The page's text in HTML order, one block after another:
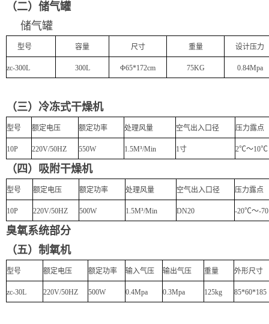
（二）储气罐
储气罐
型号 容量 尺寸 重量 设计压力
zc-300L 300L Φ65*172cm 75KG 0.84Mpa
（三）冷冻式干燥机
型号 额定电压 额定功率 处理风量 空气出入口径 压力露点
10P 220V/50HZ 550W 1.5M³/Min 1寸 2℃～10℃
（四）吸附干燥机
型号 额定电压 额定功率 处理风量 空气出入口径 压力露点
10P 220V/50HZ 500W 1.5M³/Min DN20 -20℃～-
臭氧系统部分
（五）制氧机
型号 额定电压 额定功率 输入气压 输出气压 重量 外形尺寸
zc-30L 220V/50HZ 500W 0.4Mpa 0.3Mpa 125kg 85*60*185